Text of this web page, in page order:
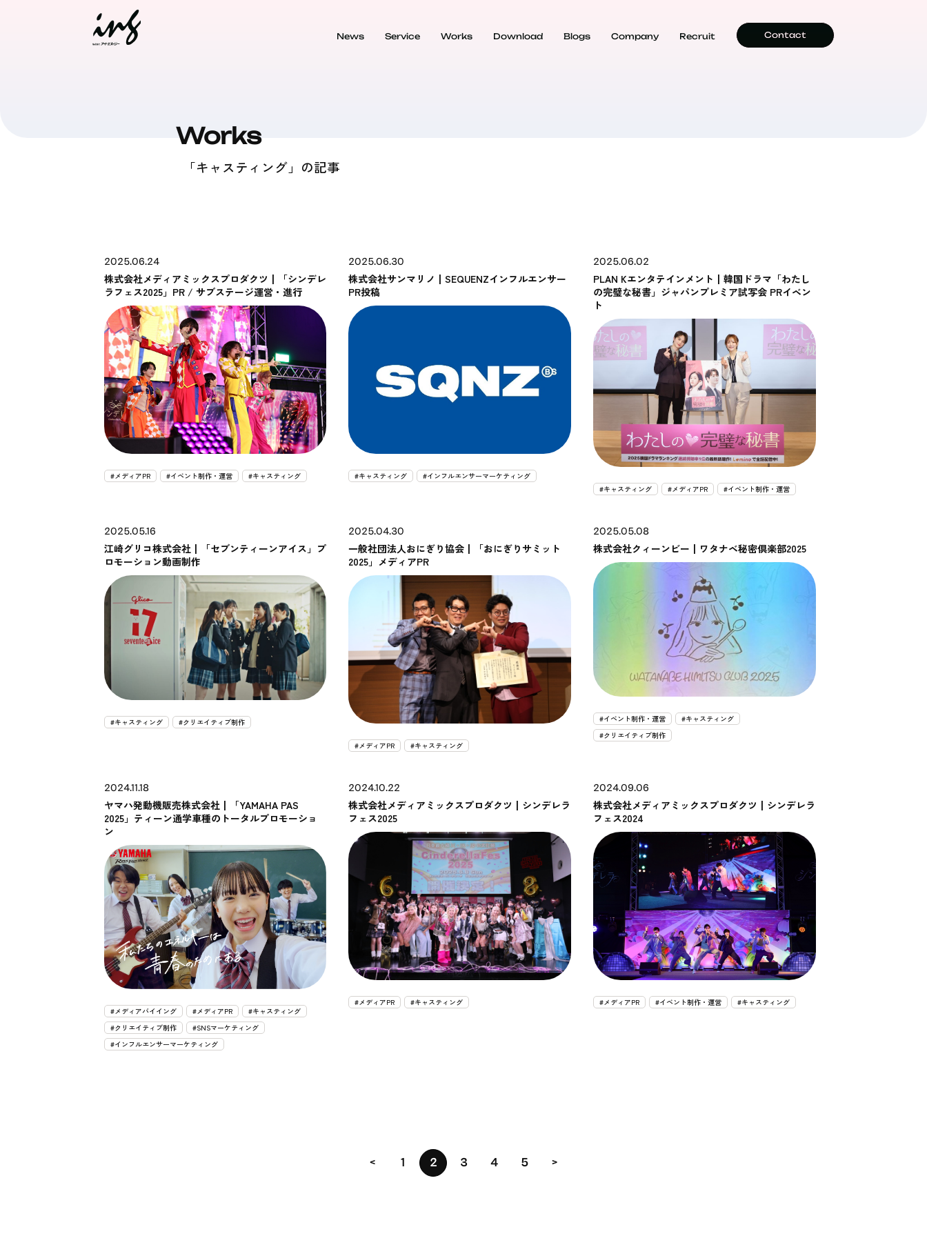
News Service Works Download Blogs Company Recruit Contact
Works
「キャスティング」の記事
2025.06.24
株式会社メディアミックスプロダクツ┃「シンデレ
ラフェス2025」PR / サブステージ運営・進行
#メディアPR #イベント制作・運営 #キャスティング
2025.06.30
株式会社サンマリノ┃SEQUENZインフルエンサー
PR投稿
#キャスティング #インフルエンサーマーケティング
2025.06.02
PLAN Kエンタテインメント┃韓国ドラマ「わたし
の完璧な秘書」ジャパンプレミア試写会 PRイベン
ト
#キャスティング #メディアPR #イベント制作・運営
2025.05.16
江崎グリコ株式会社┃「セブンティーンアイス」プ
ロモーション動画制作
#キャスティング #クリエイティブ制作
2025.04.30
一般社団法人おにぎり協会┃「おにぎりサミット
2025」メディアPR
#メディアPR #キャスティング
2025.05.08
株式会社クィーンビー┃ワタナベ秘密倶楽部2025
#イベント制作・運営
#キャスティング
#クリエイティブ制作
2024.11.18
ヤマハ発動機販売株式会社┃「YAMAHA PAS
2025」ティーン通学車種のトータルプロモーショ
ン
#メディアバイイング #メディアPR
#キャスティング
#クリエイティブ制作
#SNSマーケティング
#インフルエンサーマーケティング
2024.10.22
株式会社メディアミックスプロダクツ┃シンデレラ
フェス2025
#メディアPR #キャスティング
2024.09.06
株式会社メディアミックスプロダクツ┃シンデレラ
フェス2024
#メディアPR #イベント制作・運営 #キャスティング
< 1 2 3 4 5 >